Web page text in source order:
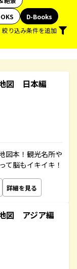
D-Books
絞り込み条件を追加
図 日本編
図本！観光名所や
て脳もイキイキ！
詳細を見る
図 アジア編